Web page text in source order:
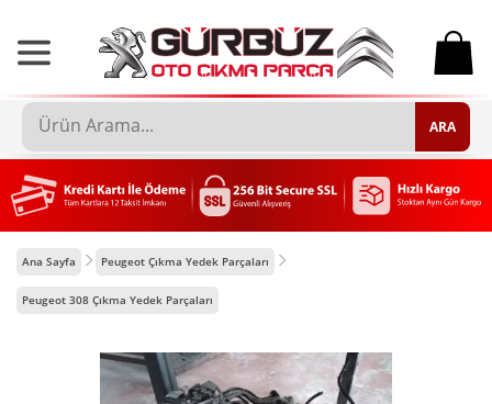
0
ARA
Ana Sayfa Peugeot Çıkma Yedek Parçaları
Peugeot 308 Çıkma Yedek Parçaları